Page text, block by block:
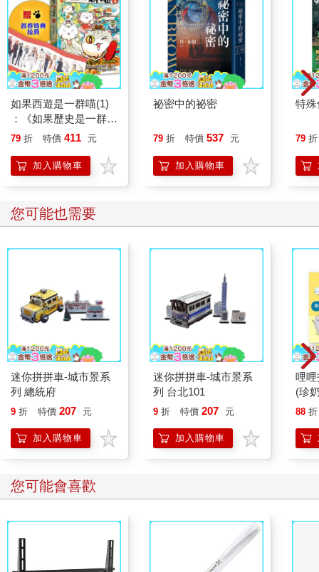
如果西遊是一群喵(1)
：《如果歷史是一群
喵》作者最新力作，附
79 折 特價 411 元
加入購物車
祕密中的祕密
79 折 特價 537 元
加入購物車
特
79 折
您可能也需要
迷你拼拼車-城市景系
列 總統府
9 折 特價 207 元
加入購物車
迷你拼拼車-城市景系
列 台北101
9 折 特價 207 元
加入購物車
哩
(珍
88 折
您可能會喜歡